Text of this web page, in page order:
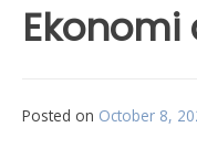
Posted on October 8,